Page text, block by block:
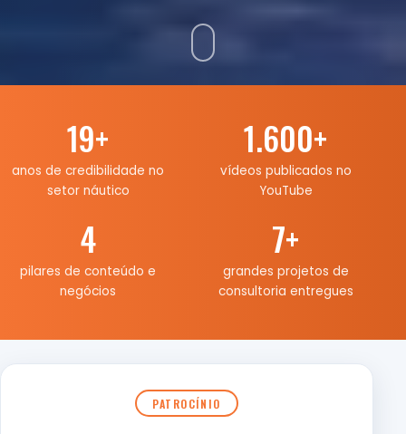
19+
anos de credibilidade no
setor náutico
1.600+
vídeos publicados no
YouTube
4
pilares de conteúdo e
negócios
7+
grandes projetos de
consultoria entregues
PATROCÍNIO